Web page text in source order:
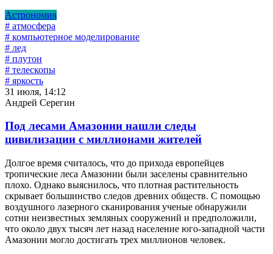
Астрономия
# атмосфера
# компьютерное моделирование
# лед
# плутон
# телескопы
# яркость
31 июля, 14:12
Андрей Серегин
Под лесами Амазонии нашли следы
цивилизации с миллионами жителей
Долгое время считалось, что до прихода европейцев
тропические леса Амазонии были заселены сравнительно
плохо. Однако выяснилось, что плотная растительность
скрывает большинство следов древних обществ. С помощью
воздушного лазерного сканирования ученые обнаружили
сотни неизвестных земляных сооружений и предположили,
что около двух тысяч лет назад население юго-западной части
Амазонии могло достигать трех миллионов человек.